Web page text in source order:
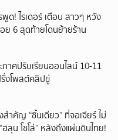
พูด! ไรเดอร์ เตือน สาวๆ หวัง
ย 6 สุดท้ายโดนย้ายร้าน
าศปรับเรียนออนไลน์ 10-11
งโพสต์คลิปขู่
ำคัญ “ชิ้นเดียว” ที่จอเจียร์ ไม่
ลุน โซโล่” หลังถึงแผ่นดินไทย!